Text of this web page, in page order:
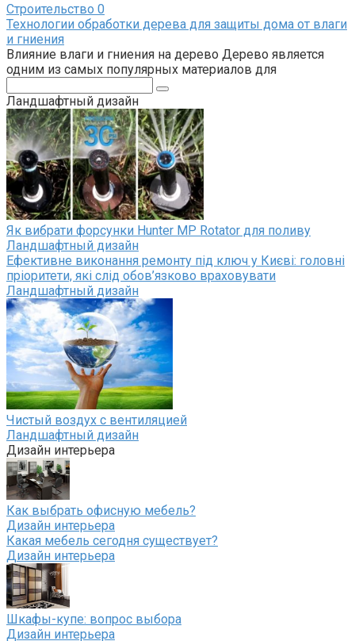
Строительство 0
Технологии обработки дерева для защиты дома от влаги
и гниения
Влияние влаги и гниения на дерево Дерево является
одним из самых популярных материалов для
Ландшафтный дизайн
Як вибрати форсунки Hunter MP Rotator для поливу
Ландшафтный дизайн
Ефективне виконання ремонту під ключ у Києві: головні
пріоритети, які слід обов’язково враховувати
Ландшафтный дизайн
Чистый воздух с вентиляцией
Ландшафтный дизайн
Дизайн интерьера
Как выбрать офисную мебель?
Дизайн интерьера
Какая мебель сегодня существует?
Дизайн интерьера
Шкафы-купе: вопрос выбора
Дизайн интерьера